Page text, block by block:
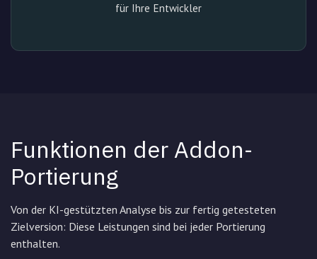
für Ihre Entwickler
Funktionen der Addon-
Portierung
Von der KI-gestützten Analyse bis zur fertig getesteten
Zielversion: Diese Leistungen sind bei jeder Portierung
enthalten.